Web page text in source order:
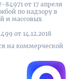
от 17 апреля
по надзору в
и массовых
от 14.12.2018
на коммерческой